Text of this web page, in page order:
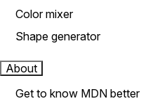
Color mixer
Shape generator
About
Get to know MDN better